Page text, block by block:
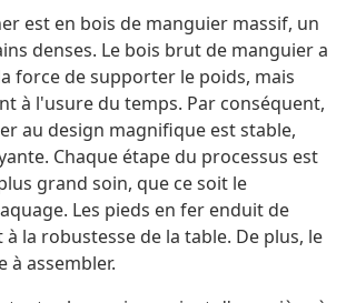
est en bois de manguier massif, un
denses. Le bois brut de manguier a
force de supporter le poids, mais
à l'usure du temps. Par conséquent,
au design magnifique est stable,
Chaque étape du processus est
grand soin, que ce soit le
Les pieds en fer enduit de
la robustesse de la table. De plus, le
à assembler.